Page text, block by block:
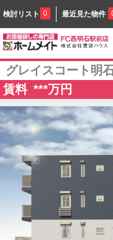
検討リスト 0 最近見た物件
グレイスコート明
賃料 ***万円